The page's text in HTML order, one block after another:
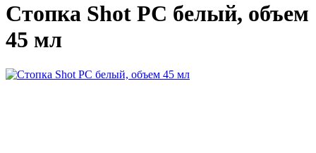
Стопка Shot РС белый, объем
45 мл